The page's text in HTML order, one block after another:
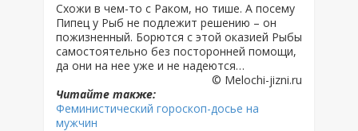
Схожи в чем-то с Раком, но тише. А посему
Пипец у Рыб не подлежит решению – он
пожизненный. Борются с этой оказией Рыбы
самостоятельно без посторонней помощи,
да они на нее уже и не надеются…
© Melochi-jizni.ru
Читайте также:
Феминистический гороскоп-досье на
мужчин